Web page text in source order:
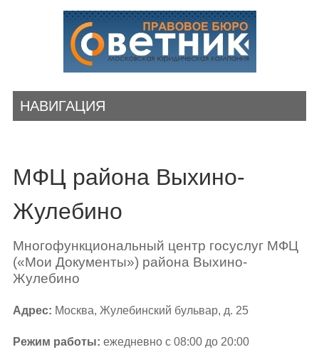
НАВИГАЦИЯ
МФЦ района Выхино-
Жулебино
Многофункциональный центр госуслуг МФЦ
(«Мои Документы») района Выхино-
Жулебино
Адрес: Москва, Жулебинский бульвар, д. 25
Режим работы: ежедневно с 08:00 до 20:00